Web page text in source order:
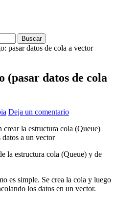
(pasar datos de cola
Deja un comentario
crear la estructura cola (Queue)
datos a un vector
la estructura cola (Queue) y de
es simple. Se crea la cola y luego
los datos en un vector.